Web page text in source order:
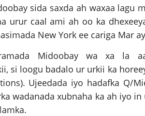
sida saxda ah waxaa lagu
urur caal ami ah oo ka
New York ee cariga Mar
Midoobay wa xa la
si loogu badalo ur urkii ka
Ujeedada iyo hadafka Q/
wadanada xubnaha ka ah iyo